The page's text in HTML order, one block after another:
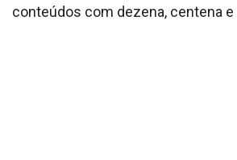
conteúdos com dezena, centena e